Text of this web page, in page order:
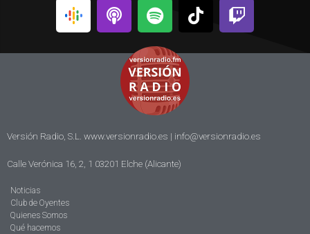
Versión Radio, S.L. www.versionradio.es | info@versionradio.es
Calle Verónica 16, 2, 1 03201 Elche (Alicante)
Noticias
Club de Oyentes
Quienes Somos
Qué hacemos